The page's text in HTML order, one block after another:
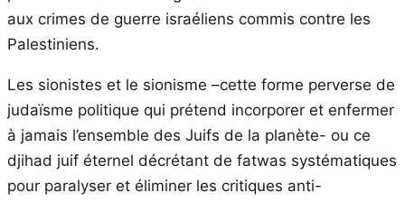
aux crimes de guerre israéliens commis contre les
Palestiniens.
Les sionistes et le sionisme –cette forme perverse de
judaïsme politique qui prétend incorporer et enfermer
à jamais l’ensemble des Juifs de la planète- ou ce
djihad juif éternel décrétant de fatwas systématiques
pour paralyser et éliminer les critiques anti-